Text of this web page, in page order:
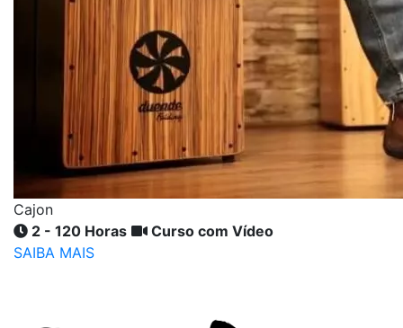
Cajon
2 - 120 Horas
Curso com Vídeo
SAIBA MAIS